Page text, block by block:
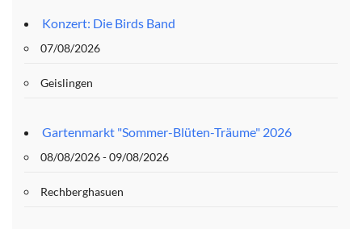
Konzert: Die Birds Band
07/08/2026
Geislingen
Gartenmarkt "Sommer-Blüten-Träume" 2026
08/08/2026 - 09/08/2026
Rechberghasuen